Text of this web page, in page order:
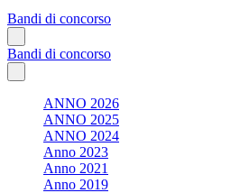
Bandi di concorso
Bandi di concorso
ANNO 2026
ANNO 2025
ANNO 2024
Anno 2023
Anno 2021
Anno 2019